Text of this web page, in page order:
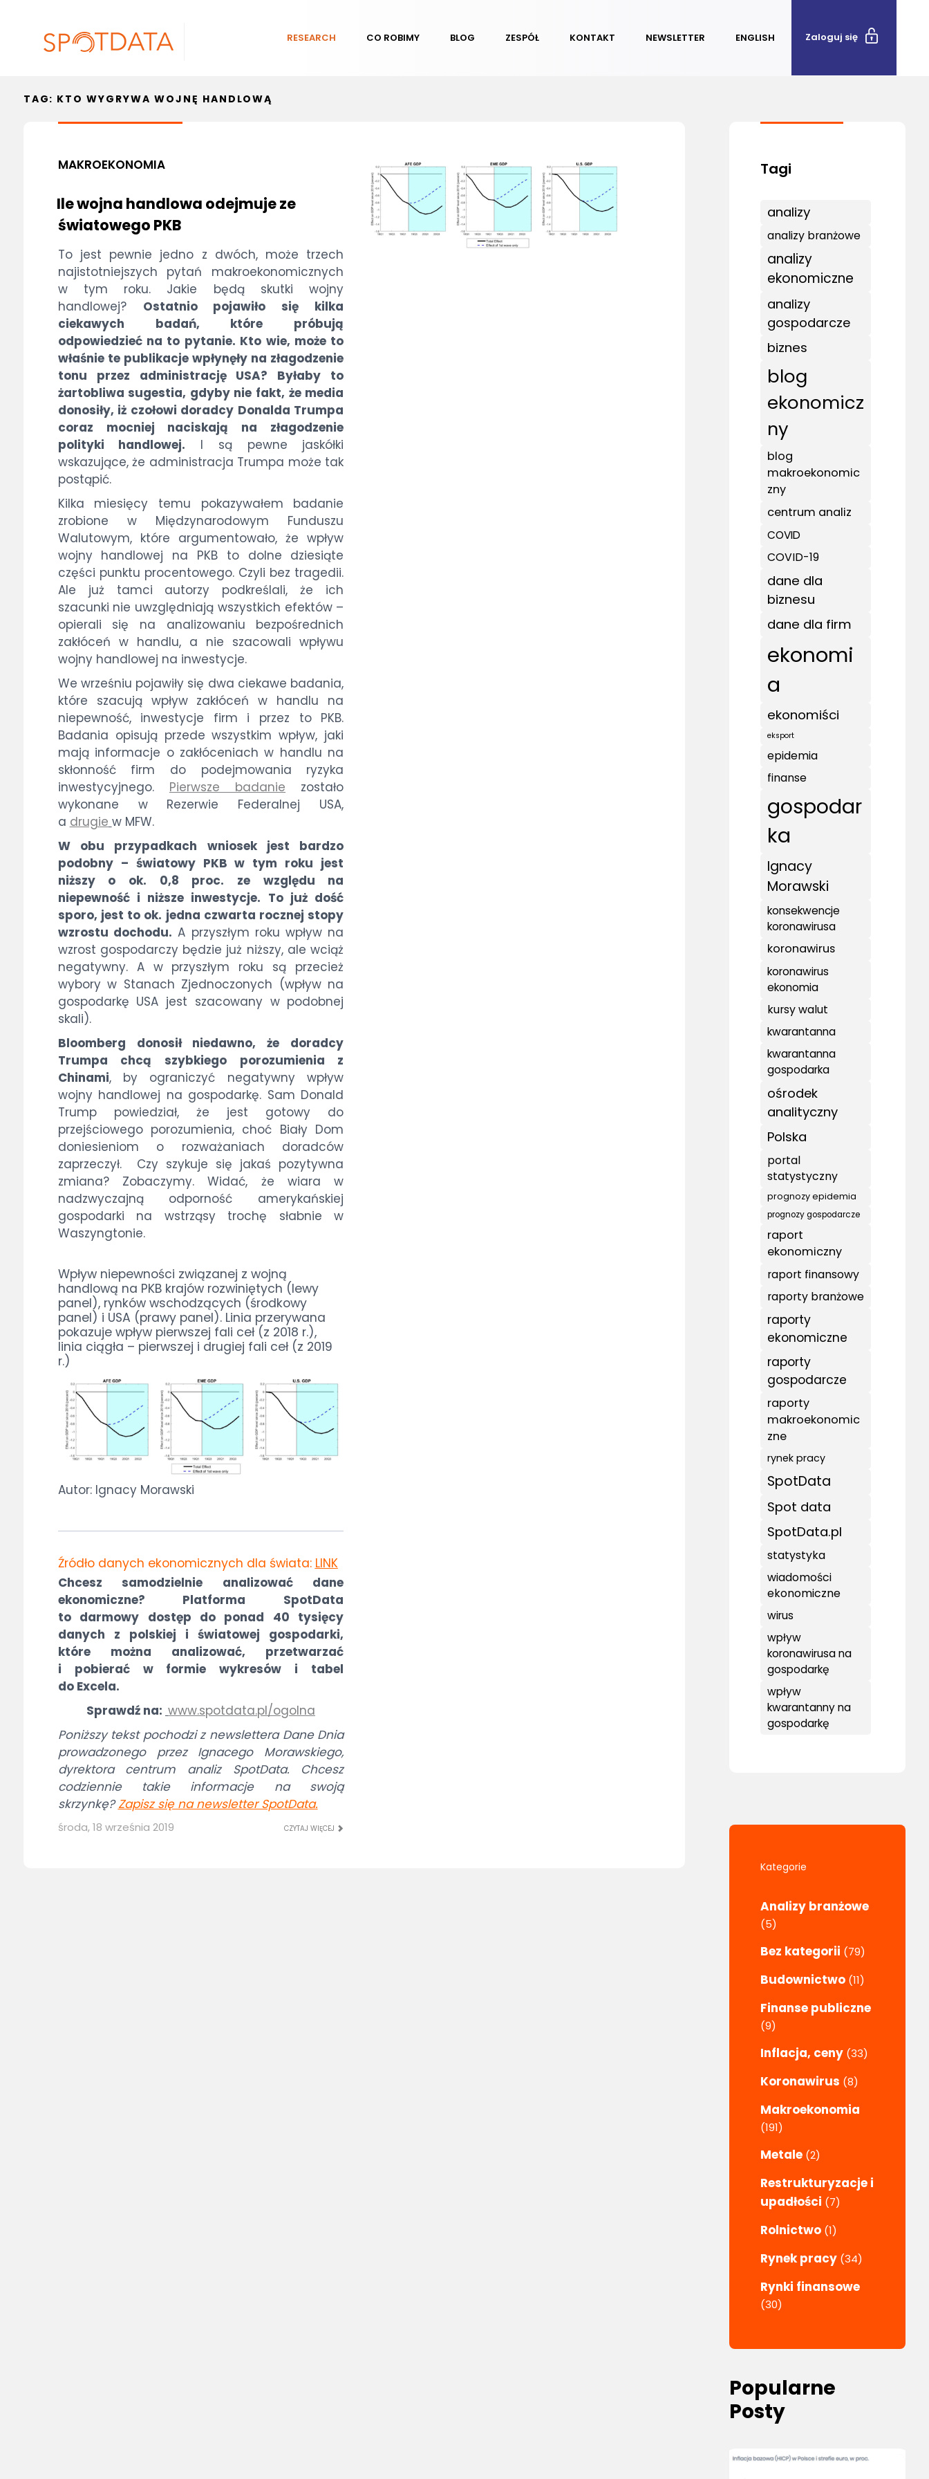
RESEARCH CO ROBIMY BLOG ZESPÓŁ KONTAKT NEWSLETTER ENGLISH Zaloguj się
TAG: KTO WYGRYWA WOJNĘ HANDLOWĄ
MAKROEKONOMIA
Ile wojna handlowa odejmuje ze
światowego PKB
To jest pewnie jedno z dwóch, może trzech
najistotniejszych pytań makroekonomicznych
w tym roku. Jakie będą skutki wojny
handlowej? Ostatnio pojawiło się kilka
ciekawych badań, które próbują
odpowiedzieć na to pytanie. Kto wie, może to
właśnie te publikacje wpłynęły na złagodzenie
tonu przez administrację USA? Byłaby to
żartobliwa sugestia, gdyby nie fakt, że media
donosiły, iż czołowi doradcy Donalda Trumpa
coraz mocniej naciskają na złagodzenie
polityki handlowej. I są pewne jaskółki
wskazujące, że administracja Trumpa może tak
postąpić.
Kilka miesięcy temu pokazywałem badanie
zrobione w Międzynarodowym Funduszu
Walutowym, które argumentowało, że wpływ
wojny handlowej na PKB to dolne dziesiąte
części punktu procentowego. Czyli bez tragedii.
Ale już tamci autorzy podkreślali, że ich
szacunki nie uwzględniają wszystkich efektów –
opierali się na analizowaniu bezpośrednich
zakłóceń w handlu, a nie szacowali wpływu
wojny handlowej na inwestycje.
We wrześniu pojawiły się dwa ciekawe badania,
które szacują wpływ zakłóceń w handlu na
niepewność, inwestycje firm i przez to PKB.
Badania opisują przede wszystkim wpływ, jaki
mają informacje o zakłóceniach w handlu na
skłonność firm do podejmowania ryzyka
inwestycyjnego. Pierwsze badanie zostało
wykonane w Rezerwie Federalnej USA,
a drugie w MFW.
W obu przypadkach wniosek jest bardzo
podobny – światowy PKB w tym roku jest
niższy o ok. 0,8 proc. ze względu na
niepewność i niższe inwestycje. To już dość
sporo, jest to ok. jedna czwarta rocznej stopy
wzrostu dochodu. A przyszłym roku wpływ na
wzrost gospodarczy będzie już niższy, ale wciąż
negatywny. A w przyszłym roku są przecież
wybory w Stanach Zjednoczonych (wpływ na
gospodarkę USA jest szacowany w podobnej
skali).
Bloomberg donosił niedawno, że doradcy
Trumpa chcą szybkiego porozumienia z
Chinami, by ograniczyć negatywny wpływ
wojny handlowej na gospodarkę. Sam Donald
Trump powiedział, że jest gotowy do
przejściowego porozumienia, choć Biały Dom
doniesieniom o rozważaniach doradców
zaprzeczył. Czy szykuje się jakaś pozytywna
zmiana? Zobaczymy. Widać, że wiara w
nadzwyczajną odporność amerykańskiej
gospodarki na wstrząsy trochę słabnie w
Waszyngtonie.
Wpływ niepewności związanej z wojną
handlową na PKB krajów rozwiniętych (lewy
panel), rynków wschodzących (środkowy
panel) i USA (prawy panel). Linia przerywana
pokazuje wpływ pierwszej fali ceł (z 2018 r.),
linia ciągła – pierwszej i drugiej fali ceł (z 2019
r.)
Autor: Ignacy Morawski
Źródło danych ekonomicznych dla świata: LINK
Chcesz samodzielnie analizować dane
ekonomiczne? Platforma SpotData
to darmowy dostęp do ponad 40 tysięcy
danych z polskiej i światowej gospodarki,
które można analizować, przetwarzać
i pobierać w formie wykresów i tabel
do Excela.
Sprawdź na: www.spotdata.pl/ogolna
Poniższy tekst pochodzi z newslettera Dane Dnia
prowadzonego przez Ignacego Morawskiego,
dyrektora centrum analiz SpotData. Chcesz
codziennie takie informacje na swoją
skrzynkę?Zapisz się na newsletter SpotData.
środa, 18 września 2019 CZYTAJ WIĘCEJ
analizy
analizy branżowe
analizy
ekonomiczne
analizy
gospodarcze
biznes
blog
ekonomicz
ny
blog
makroekonomic
zny
centrum analiz
COVID
COVID-19
dane dla
biznesu
dane dla firm
ekonomi
a
ekonomiści
eksport
epidemia
finanse
gospodar
ka
Ignacy
Morawski
konsekwencje
koronawirusa
koronawirus
koronawirus
ekonomia
kursy walut
kwarantanna
kwarantanna
gospodarka
ośrodek
analityczny
Polska
portal
statystyczny
prognozy epidemia
prognozy gospodarcze
raport
ekonomiczny
raport finansowy
raporty branżowe
raporty
ekonomiczne
raporty
gospodarcze
raporty
makroekonomic
zne
rynek pracy
SpotData
Spot data
SpotData.pl
statystyka
wiadomości
ekonomiczne
wirus
wpływ
koronawirusa na
gospodarkę
wpływ
kwarantanny na
gospodarkę
Kategorie
Analizy branżowe
(5)
Bez kategorii (79)
Budownictwo (11)
Finanse publiczne
(9)
Inflacja, ceny (33)
Koronawirus (8)
Makroekonomia
(191)
Metale (2)
Restrukturyzacje i
upadłości (7)
Rolnictwo (1)
Rynek pracy (34)
Rynki finansowe
(30)
Popularne
Posty